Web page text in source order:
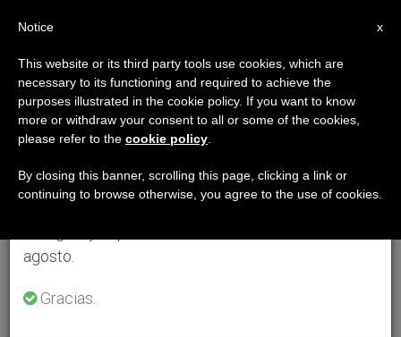
×
Aviso importante
Del 27 de julio al 7 de agosto haremos la pausa
anual, aprovechando que en el periodo de verano
se generan menos informaciones y también el
agosto.
Gracias.
x
Notice
This website or its third party tools use cookies, which are
necessary to its functioning and required to achieve the
purposes illustrated in the cookie policy. If you want to know
more or withdraw your consent to all or some of the cookies,
please refer to the cookie policy
By closing this banner, scrolling this page, clicking a link or
continuing to browse otherwise, you agree to the use of cookies.